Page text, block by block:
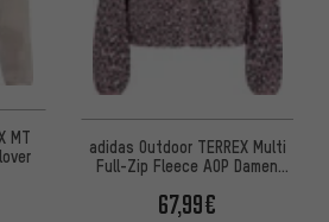
MT
adidas Outdoor TERREX Multi
Full-Zip Fleece AOP Damen
67,99€